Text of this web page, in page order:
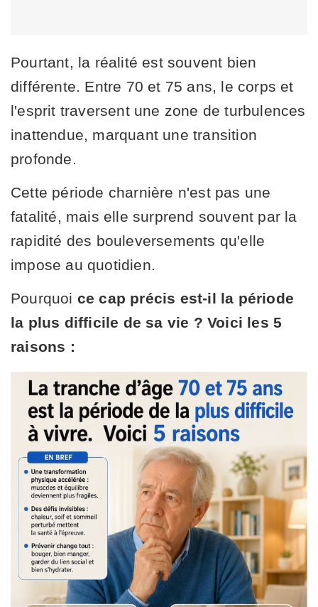
Pourtant, la réalité est souvent bien
différente. Entre 70 et 75 ans, le corps et
l'esprit traversent une zone de turbulences
inattendue, marquant une transition
profonde.
Cette période charnière n'est pas une
fatalité, mais elle surprend souvent par la
rapidité des bouleversements qu'elle
impose au quotidien.
Pourquoi ce cap précis est-il la période
la plus difficile de sa vie ? Voici les 5
raisons :